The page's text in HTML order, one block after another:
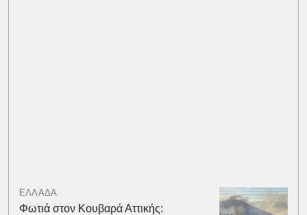
ΕΛΛΑΔΑ
Φωτιά στον Κουβαρά Αττικής: